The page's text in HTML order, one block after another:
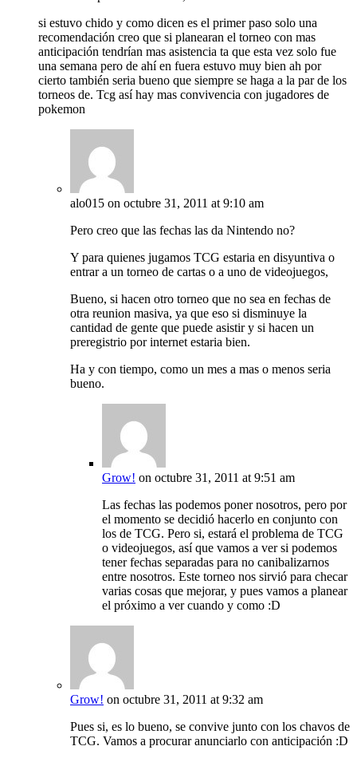
si estuvo chido y como dicen es el primer paso solo una
recomendación creo que si planearan el torneo con mas
anticipación tendrían mas asistencia ta que esta vez solo fue
una semana pero de ahí en fuera estuvo muy bien ah por
cierto también seria bueno que siempre se haga a la par de los
torneos de. Tcg así hay mas convivencia con jugadores de
pokemon
alo015 on octubre 31, 2011 at 9:10 am
Pero creo que las fechas las da Nintendo no?
Y para quienes jugamos TCG estaria en disyuntiva o
entrar a un torneo de cartas o a uno de videojuegos,
Bueno, si hacen otro torneo que no sea en fechas de
otra reunion masiva, ya que eso si disminuye la
cantidad de gente que puede asistir y si hacen un
preregistrio por internet estaria bien.
Ha y con tiempo, como un mes a mas o menos seria
bueno.
Grow! on octubre 31, 2011 at 9:51 am
Las fechas las podemos poner nosotros, pero por
el momento se decidió hacerlo en conjunto con
los de TCG. Pero si, estará el problema de TCG
o videojuegos, así que vamos a ver si podemos
tener fechas separadas para no canibalizarnos
entre nosotros. Este torneo nos sirvió para checar
varias cosas que mejorar, y pues vamos a planear
el próximo a ver cuando y como :D
Grow! on octubre 31, 2011 at 9:32 am
Pues si, es lo bueno, se convive junto con los chavos de
TCG. Vamos a procurar anunciarlo con anticipación :D